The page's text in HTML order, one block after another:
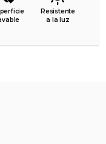
Resistente
a la luz